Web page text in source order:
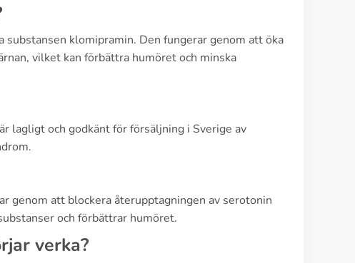
klomipramin. Den fungerar genom att öka
vilket kan förbättra humöret och minska
lagligt och godkänt för försäljning i Sverige av
genom att blockera återupptagningen av serotonin
och förbättrar humöret.
verka?